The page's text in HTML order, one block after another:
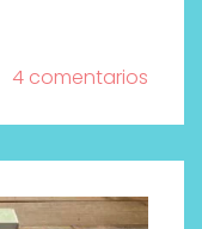
4 comentarios